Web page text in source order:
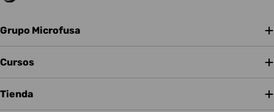
Grupo Microfusa
Cursos
Tienda